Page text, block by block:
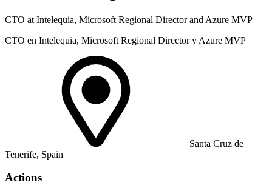
CTO at Intelequia, Microsoft Regional Director and Azure MVP
CTO en Intelequia, Microsoft Regional Director y Azure MVP
Santa Cruz de
Tenerife, Spain
Actions